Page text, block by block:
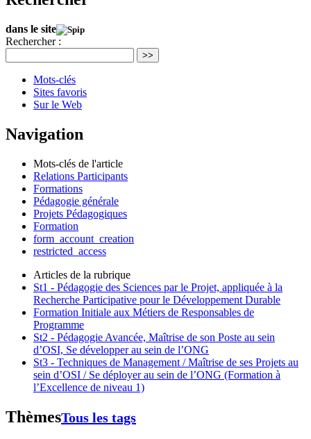
dans le site
Rechercher :
>>
Mots-clés
Sites favoris
Sur le Web
Navigation
Mots-clés de l'article
Relations Participants
Formations
Pédagogie générale
Projets Pédagogiques
Formation
form_account_creation
restricted_access
Articles de la rubrique
St1 - Pédagogie des Sciences par le Projet, appliquée à la
Recherche Participative pour le Développement Durable
Formation Initiale aux Métiers de Responsables de
Programme
St2 - Pédagogie Avancée, Maîtrise de son Poste au sein
d’OSI, Se développer au sein de l’ONG
St3 - Techniques de Management / Maîtrise de ses Projets au
sein d’OSI / Se déployer au sein de l’ONG (Formation à
l’Excellence de niveau 1)
ThèmesTous les tags